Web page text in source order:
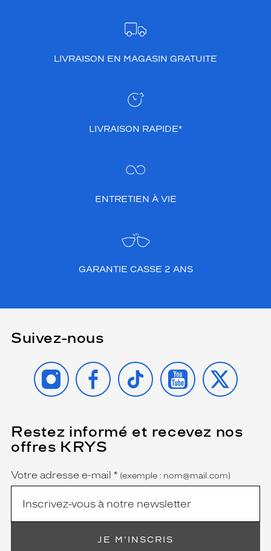
LIVRAISON EN MAGASIN GRATUITE
LIVRAISON RAPIDE*
ENTRETIEN À VIE
GARANTIE CASSE 2 ANS
Suivez-nous
INSTAGRAMFACEBOOK
TIKTOK YOUTUBE
X
Restez informé et recevez nos
offres KRYS
Name
Votre adresse e-mail *
(Ce
champ
est
obligatoire)
(exemple : nom@mail.com)
JE M'INSCRIS